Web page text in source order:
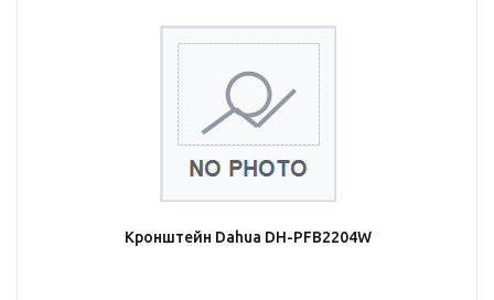
Кронштейн Dahua DH-PFB2204W